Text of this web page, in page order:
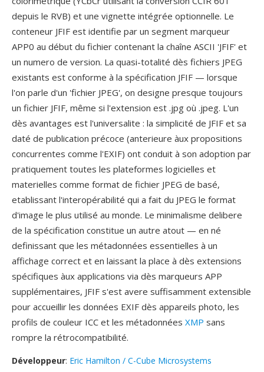
depuis le RVB) et une vignette intégrée optionnelle. Le
conteneur JFIF est identifie par un segment marqueur
APP0 au début du fichier contenant la chaîne ASCII 'JFIF' et
un numero de version. La quasi-totalité dès fichiers JPEG
existants est conforme à la spécification JFIF — lorsque
l'on parle d'un 'fichier JPEG', on designe presque toujours
un fichier JFIF, même si l'extension est .jpg où .jpeg. L'un
dès avantages est l'universalite : la simplicité de JFIF et sa
daté de publication précoce (anterieure àux propositions
concurrentes comme l'EXIF) ont conduit à son adoption par
pratiquement toutes les plateformes logicielles et
materielles comme format de fichier JPEG de basé,
etablissant l'interopérabilité qui a fait du JPEG le format
d'image le plus utilisé au monde. Le minimalisme delibere
de la spécification constitue un autre atout — en né
definissant que les métadonnées essentielles à un
affichage correct et en laissant la place à dès extensions
spécifiques àux applications via dès marqueurs APP
supplémentaires, JFIF s'est avere suffisamment extensible
pour accueillir les données EXIF dès appareils photo, les
profils de couleur ICC et les métadonnées XMP sans
rompre la rétrocompatibilité.
Développeur: Eric Hamilton / C-Cube Microsystems